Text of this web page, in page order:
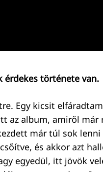
érdekes története van.
Egy kicsit
az album, amiről már
már túl sok lenni
és akkor azt
egyedül, itt jövök